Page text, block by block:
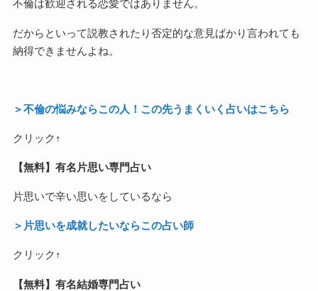
不倫は歓迎される恋愛ではありません。
だからといって説教されたり否定的な意見ばかり言われても
納得できませんよね。
＞不倫の悩みならこの人！この先うまくいく占いはこちら
クリック↑
【無料】有名片思い専門占い
片思いで辛い思いをしているなら
＞片思いを成就したいならこの占い師
クリック↑
【無料】有名結婚専門占い